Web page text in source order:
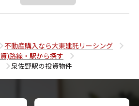
不動産購入なら大東建託リーシング
)路線・駅から探す
泉佐野駅の投資物件